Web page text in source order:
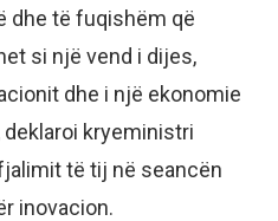
dhe të fuqishëm që
si një vend i dijes,
dhe i një ekonomie
kryeministri
të tij në seancën
inovacion.